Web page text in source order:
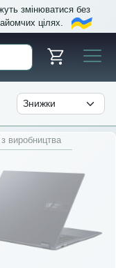
змінюватися без
цілях.
виробництва